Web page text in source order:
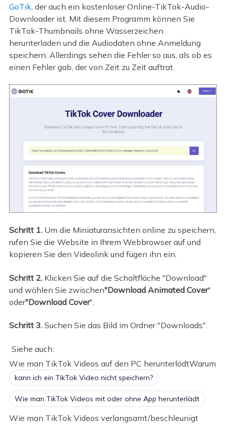
GoTik, der auch ein kostenloser Online-TikTok-Audio-
Downloader ist. Mit diesem Programm können Sie
TikTok-Thumbnails ohne Wasserzeichen
herunterladen und die Audiodaten ohne Anmeldung
speichern. Allerdings sehen die Fehler so aus, als ob es
einen Fehler gab, der von Zeit zu Zeit auftrat.
Schritt 1.Um die Miniaturansichten online zu speichern,
rufen Sie die Website in Ihrem Webbrowser auf und
kopieren Sie den Videolink und fügen ihn ein.
Schritt 2.Klicken Sie auf die Schaltfläche "Download"
und wählen Sie zwischen"Download Animated Cover"
oder"Download Cover".
Schritt 3. Suchen Sie das Bild im Ordner "Downloads".
Siehe auch:
Wie man TikTok Videos auf den PC herunterlädtWarum
kann ich ein TikTok Video nicht speichern?
Wie man TikTok Videos mit oder ohne App herunterlädt
Wie man TikTok Videos verlangsamt/beschleunigt